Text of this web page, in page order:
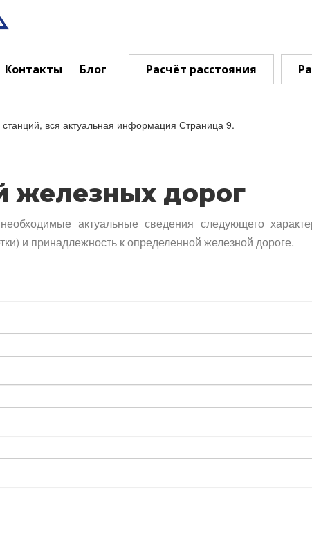
Контакты Блог Расчёт расстояния
вся актуальная информация Страница 9.
железных дорог
актуальные сведения следующего
и принадлежность к определенной железной дороге.